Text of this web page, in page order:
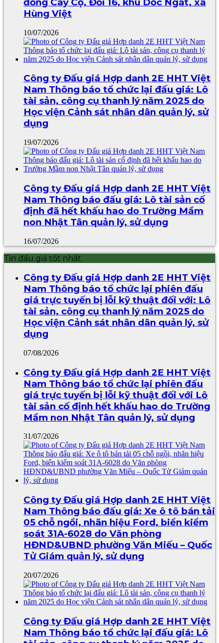
Hùng Việt
10/07/2026
Công ty Đấu giá Hợp danh 2E HHT Việt
Nam Thông báo tổ chức lại đấu giá: Lô
tài sản, công cụ thanh lý năm 2025 do
Học viện Cảnh sát nhân dân quản lý, sử
dụng
19/07/2026
Công ty Đấu giá Hợp danh 2E HHT Việt
Nam Thông báo đấu giá: Lô tài sản cố
định đã hết khấu hao do Trường Mầm
non Nhật Tân quản lý, sử dụng
16/07/2026
Tin đấu giá tốt nhất
Công ty Đấu giá Hợp danh 2E HHT Việt
Nam Thông báo tổ chức lại phiên đấu
giá trực tuyến bị lỗi kỹ thuật đối với: Lô
tài sản, công cụ thanh lý năm 2025 do
Học viện Cảnh sát nhân dân quản lý, sử
dụng
07/08/2026
Công ty Đấu giá Hợp danh 2E HHT Việt
Nam Thông báo tổ chức lại phiên đấu
giá trực tuyến bị lỗi kỹ thuật đối với Lô
tài sản cố định hết khấu hao do Trường
Mầm non Nhật Tân quản lý, sử dụng
31/07/2026
Công ty Đấu giá Hợp danh 2E HHT Việt
Nam Thông báo đấu giá: Xe ô tô bán tải
05 chỗ ngồi, nhãn hiệu Ford, biển kiểm
soát 31A-6028 do Văn phòng
HĐND&UBND phường Văn Miếu – Quốc
Tử Giám quản lý, sử dụng
20/07/2026
Công ty Đấu giá Hợp danh 2E HHT Việt
Nam Thông báo tổ chức lại đấu giá: Lô